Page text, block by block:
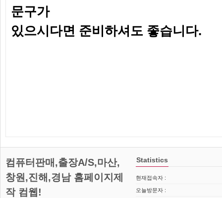
문구가
있으시다면 준비하셔도 좋습니다.
컴퓨터판매,출장A/S,마산,
창원,진해,경남 홈페이지제
작 컴웹!
Statistics
현재접속자 :
오늘방문자 :